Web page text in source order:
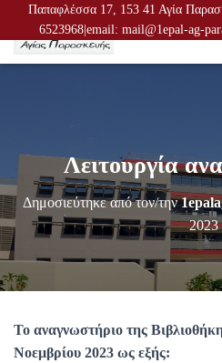
Παπαφλέσσα 17, 153 41 Αγία
6523968|email: mail@1epal-ag-
Λειτουργία
Δημοσιεύτηκε από τον/την
2023
Το αναγνωστήριο της
Νοεμβρίου 2023 ως εξής: